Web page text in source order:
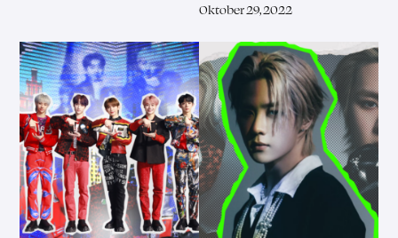
Oktober 29, 2022